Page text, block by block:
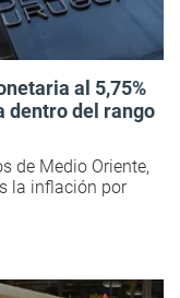
al 5,75%
dentro del rango
de Medio Oriente,
la inflación por